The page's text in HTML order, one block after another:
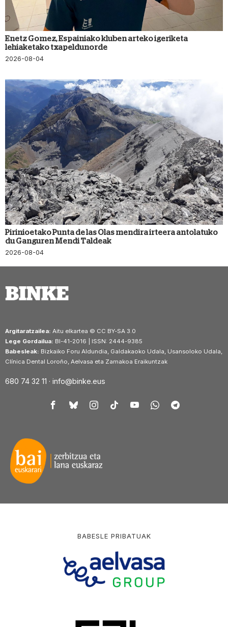
Enetz Gomez, Espainiako kluben arteko igeriketa
lehiaketako txapeldunorde
2026-08-04
Pirinioetako Punta de las Olas mendira irteera antolatuko
du Ganguren Mendi Taldeak
2026-08-04
Argitaratzailea: Aitu elkartea © CC BY-SA 3.0
Lege Gordailua: BI-41-2016 | ISSN: 2444-9385
Babesleak: Bizkaiko Foru Aldundia, Galdakaoko Udala, Usansoloko Udala,
Clínica Dental Loroño, Aelvasa eta Zamakoa Eraikuntzak
680 74 32 11 · info@binke.eus
BABESLE PRIBATUAK